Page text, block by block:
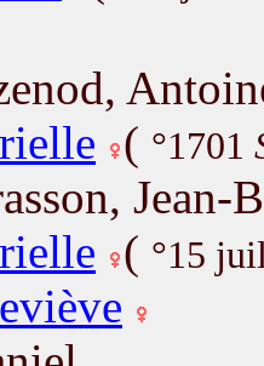
( °1701
Jean-
( °15